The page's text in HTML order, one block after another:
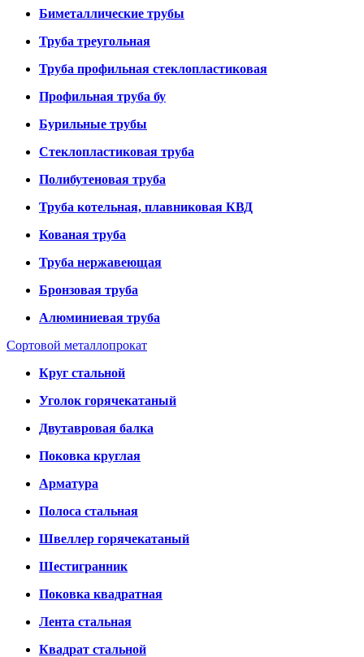
Биметаллические трубы
Труба треугольная
Труба профильная стеклопластиковая
Профильная труба бу
Бурильные трубы
Стеклопластиковая труба
Полибутеновая труба
Труба котельная, плавниковая КВД
Кованая труба
Труба нержавеющая
Бронзовая труба
Алюминиевая труба
Сортовой металлопрокат
Круг стальной
Уголок горячекатаный
Двутавровая балка
Поковка круглая
Арматура
Полоса стальная
Швеллер горячекатаный
Шестигранник
Поковка квадратная
Лента стальная
Квадрат стальной